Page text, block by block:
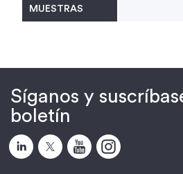
MUESTRAS
Síganos y
boletín